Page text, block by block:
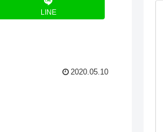
LINE
2020.05.10